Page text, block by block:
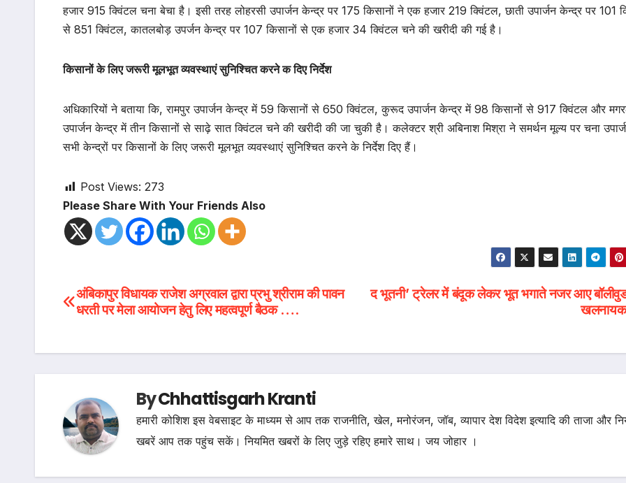
हजार 915 क्विंटल चना बेचा है। इसी तरह लोहरसी उपार्जन केन्द्र पर 175 किसानों ने एक हजार 219 क्विंटल, छाती उपार्जन केन्द्र पर 101
से 851 क्विंटल, कातलबोड़ उपर्जन केन्द्र पर 107 किसानों से एक हजार 34 क्विंटल चने की खरीदी की गई है।
किसानों के लिए जरूरी मूलभूत व्यवस्थाएं सुनिश्चित करने क दिए निर्देश
अधिकारियों ने बताया कि, रामपुर उपार्जन केन्द्र में 59 किसानों से 650 क्विंटल, कुरूद उपार्जन केन्द्र में 98 किसानों से 917 क्विंटल और
उपार्जन केन्द्र में तीन किसानों से साढ़े सात क्विंटल चने की खरीदी की जा चुकी है। कलेक्टर श्री अबिनाश मिश्रा ने समर्थन मूल्य पर चना
सभी केन्द्रों पर किसानों के लिए जरूरी मूलभूत व्यवस्थाएं सुनिश्चित करने के निर्देश दिए हैं।
Post Views: 273
Please Share With Your Friends Also
Post
द भूतनी’ ट्रेलर में बंदूक लेकर भूत भगाते नजर आए
अंबिकापुर विधायक राजेश अग्रवाल द्वारा प्रभु श्रीराम की पावन
धरती पर मेला आयोजन हेतु लिए महत्वपूर्ण बैठक ….
ByChhattisgarh Kranti
हमारी कोशिश इस वेबसाइट के माध्यम से आप तक राजनीति, खेल, मनोरंजन, जॉब, व्यापार देश विदेश इत्यादि की ताजा और
खबरें आप तक पहुंच सकें। नियमित खबरों के लिए जुड़े रहिए हमारे साथ। जय जोहार ।